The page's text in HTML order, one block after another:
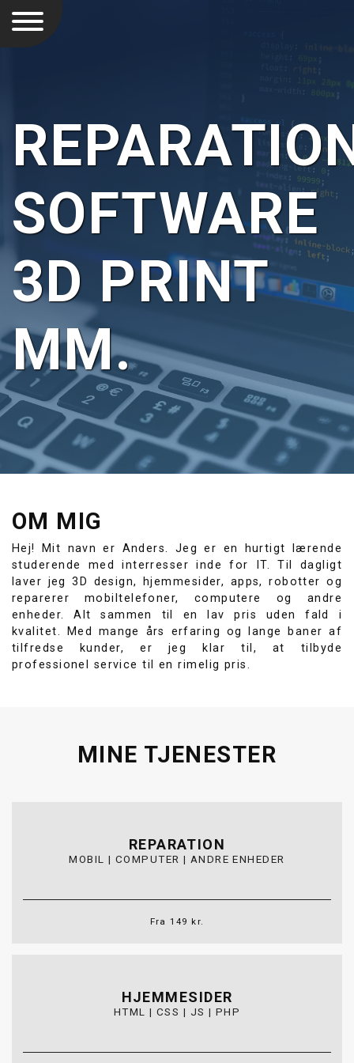
SOFTWARE
3D PRINT
MM.
OM MIG
Hej! Mit navn er Anders. Jeg er en hurtigt lærende
studerende med interresser inde for IT. Til dagligt
laver jeg 3D design, hjemmesider, apps, robotter og
reparerer mobiltelefoner, computere og andre
enheder. Alt sammen til en lav pris uden fald i
kvalitet. Med mange års erfaring og lange baner af
tilfredse kunder, er jeg klar til, at tilbyde
professionel service til en rimelig pris.
MINE TJENESTER
REPARATION
MOBIL | COMPUTER | ANDRE ENHEDER
Fra149 kr.
HJEMMESIDER
HTML | CSS | JS | PHP